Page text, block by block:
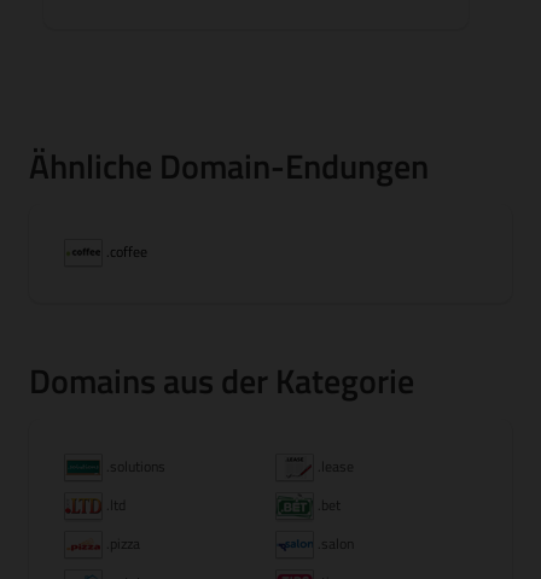
Ähnliche Domain-Endungen
.coffee
Domains aus der Kategorie
.solutions
.lease
.ltd
.bet
.pizza
.salon